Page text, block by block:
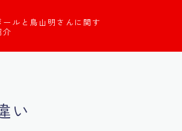
ールと鳥山明さんに関す
介
い